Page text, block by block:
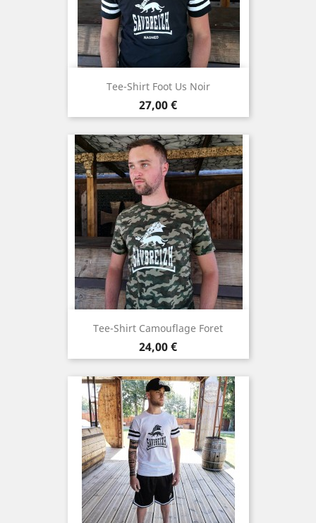
Tee-Shirt Foot Us Noir
Prix
27,00 €
Tee-Shirt Camouflage Foret
Prix
24,00 €